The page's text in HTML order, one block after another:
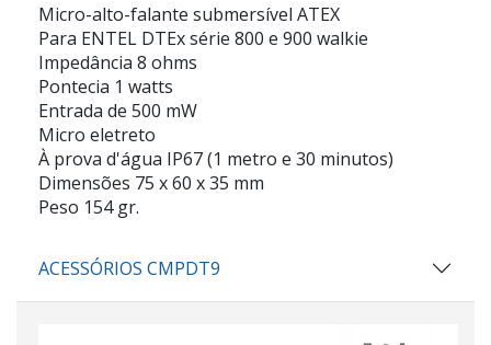
Micro-alto-falante submersível ATEX
Para ENTEL DTEx série 800 e 900 walkie
Impedância 8 ohms
Pontecia 1 watts
Entrada de 500 mW
Micro eletreto
À prova d'água IP67 (1 metro e 30 minutos)
Dimensões 75 x 60 x 35 mm
Peso 154 gr.
ACESSÓRIOS CMPDT9